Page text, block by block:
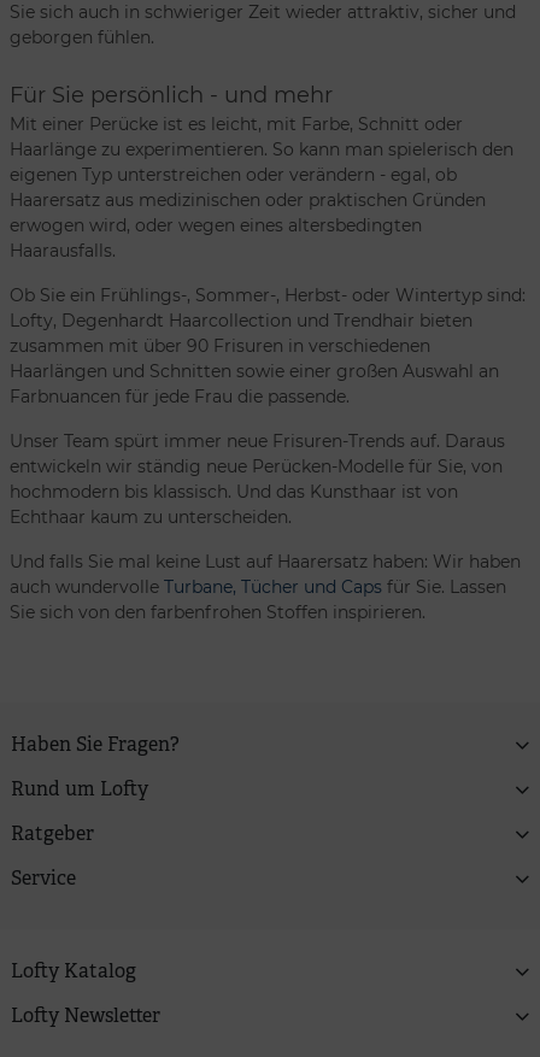
Sie sich auch in schwieriger Zeit wieder attraktiv, sicher und
geborgen fühlen.
Für Sie persönlich - und mehr
Mit einer Perücke ist es leicht, mit Farbe, Schnitt oder
Haarlänge zu experimentieren. So kann man spielerisch den
eigenen Typ unterstreichen oder verändern - egal, ob
Haarersatz aus medizinischen oder praktischen Gründen
erwogen wird, oder wegen eines altersbedingten
Haarausfalls.
Ob Sie ein Frühlings-, Sommer-, Herbst- oder Wintertyp sind:
Lofty, Degenhardt Haarcollection und Trendhair bieten
zusammen mit über 90 Frisuren in verschiedenen
Haarlängen und Schnitten sowie einer großen Auswahl an
Farbnuancen für jede Frau die passende.
Unser Team spürt immer neue Frisuren-Trends auf. Daraus
entwickeln wir ständig neue Perücken-Modelle für Sie, von
hochmodern bis klassisch. Und das Kunsthaar ist von
Echthaar kaum zu unterscheiden.
Und falls Sie mal keine Lust auf Haarersatz haben: Wir haben
auch wundervolle Turbane, Tücher und Caps für Sie. Lassen
Sie sich von den farbenfrohen Stoffen inspirieren.
Haben Sie Fragen?
Rund um Lofty
Ratgeber
Service
Lofty Katalog
Lofty Newsletter